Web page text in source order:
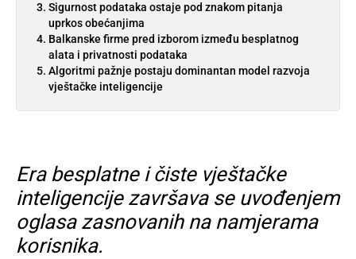
Sigurnost podataka ostaje pod znakom pitanja
uprkos obećanjima
Balkanske firme pred izborom između besplatnog
alata i privatnosti podataka
Algoritmi pažnje postaju dominantan model razvoja
vještačke inteligencije
Era besplatne i čiste vještačke
inteligencije završava se uvođenjem
oglasa zasnovanih na namjerama
korisnika.